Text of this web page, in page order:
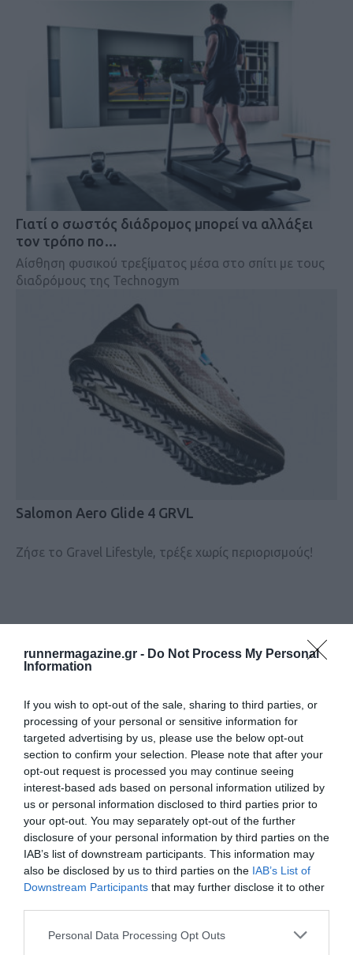
runnermagazine.gr - Do Not Process My Personal
Information
If you wish to opt-out of the sale, sharing to third parties, or
processing of your personal or sensitive information for
targeted advertising by us, please use the below opt-out
section to confirm your selection. Please note that after your
opt-out request is processed you may continue seeing
interest-based ads based on personal information utilized by
us or personal information disclosed to third parties prior to
your opt-out. You may separately opt-out of the further
disclosure of your personal information by third parties on the
IAB’s list of downstream participants. This information may
also be disclosed by us to third parties on the IAB’s List of
Downstream Participants that may further disclose it to other
Personal Data Processing Opt Outs
Γιατί ο σωστός διάδρομος μπορεί να αλλάξει
τον τρόπο πο…
Αίσθηση φυσικού τρεξίματος μέσα στο σπίτι με τους
διαδρόμους της Technogym
Salomon Aero Glide 4 GRVL
Ζήσε το Gravel Lifestyle, τρέξε χωρίς περιορισμούς!